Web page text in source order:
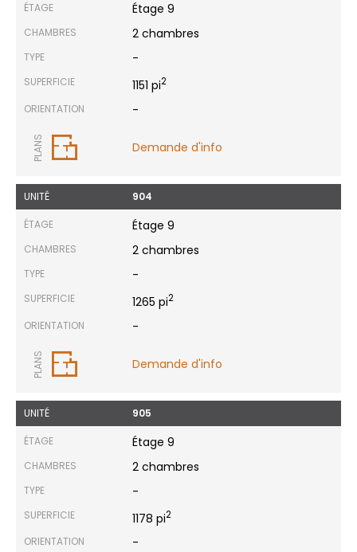
ÉTAGE Étage 9
CHAMBRES 2 chambres
TYPE -
SUPERFICIE 1151 pi2
ORIENTATION -
PLANS Demande d'info
UNITÉ 904
ÉTAGE Étage 9
CHAMBRES 2 chambres
TYPE -
SUPERFICIE 1265 pi2
ORIENTATION -
PLANS Demande d'info
UNITÉ 905
ÉTAGE Étage 9
CHAMBRES 2 chambres
TYPE -
SUPERFICIE 1178 pi2
ORIENTATION
-